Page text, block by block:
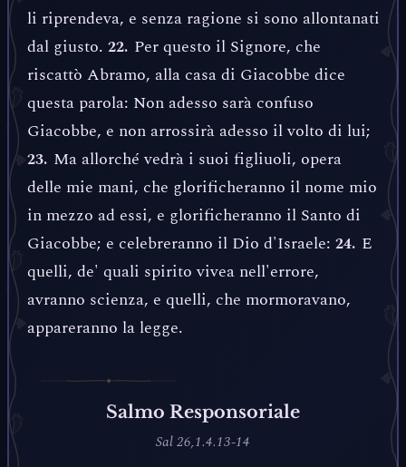
li riprendeva, e senza ragione si sono allontanati
dal giusto. 22. Per questo il Signore, che
riscattò Abramo, alla casa di Giacobbe dice
questa parola: Non adesso sarà confuso
Giacobbe, e non arrossirà adesso il volto di lui;
23. Ma allorché vedrà i suoi figliuoli, opera
delle mie mani, che glorificheranno il nome mio
in mezzo ad essi, e glorificheranno il Santo di
Giacobbe; e celebreranno il Dio d'Israele: 24. E
quelli, de' quali spirito vivea nell'errore,
avranno scienza, e quelli, che mormoravano,
appareranno la legge.
Salmo Responsoriale
Sal 26,1.4.13-14